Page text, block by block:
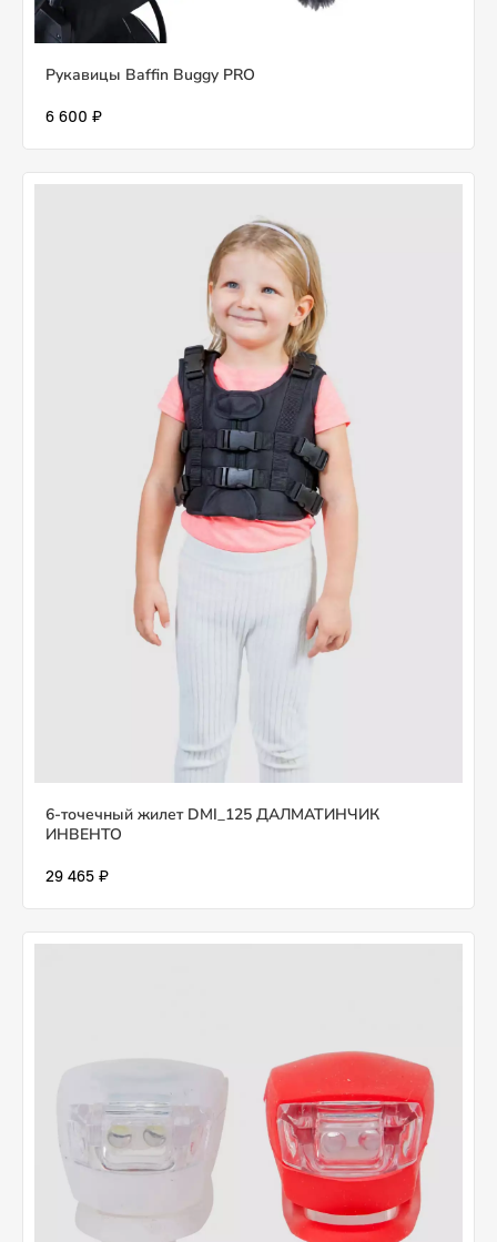
Рукавицы Baffin Buggy PRO
6 600 ₽
6-точечный жилет DMI_125 ДАЛМАТИНЧИК
ИНВЕНТО
29 465 ₽